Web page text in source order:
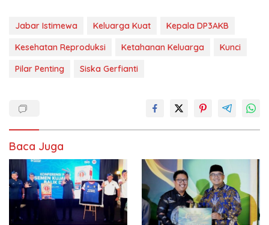
Jabar Istimewa Keluarga Kuat
Kepala DP3AKB
Kesehatan Reproduksi
Ketahanan Keluarga
Kunci
Pilar Penting
Siska Gerfianti
Baca Juga